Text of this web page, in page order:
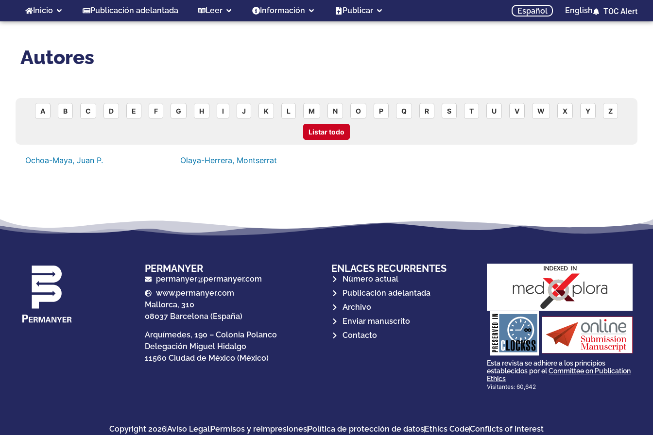
Inicio Publicación adelantada Leer Información Publicar Español English TOC Alert
Autores
A B C D E F G H I J K L M N O P Q R S T U V W X Y Z
Listar todo
Ochoa-Maya, Juan P. Olaya-Herrera, Montserrat
PERMANYER
permanyer@permanyer.com
www.permanyer.com
Mallorca, 310
08037 Barcelona (España)
Arquímedes, 190 – Colonia Polanco
Delegación Miguel Hidalgo
11560 Ciudad de México (México)
ENLACES RECURRENTES
Número actual
Publicación adelantada
Archivo
Enviar manuscrito
Contacto
CLOCKSS is a dak archive that
ensures the long-term
survival of web-based
scholary publications,
governed by and for its
stakeholders.
Esta revista se adhiere a los principios
establecidos por elCommittee on Publication
Ethics
Visitantes: 60,642
Copyright 2026Aviso Legal Permisos y reimpresiones Política de protección de datos Ethics CodeConflicts of Interest